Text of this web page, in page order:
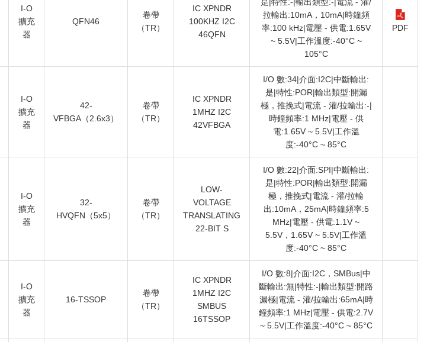
I-O
擴充
器
QFN46
卷帶
（TR）
IC XPNDR
100KHZ I2C
46QFN
拉輸出:10mA，10mA|時鐘頻
率:100 kHz|電壓 - 供電:1.65V
~ 5.5V|工作溫度:-40°C ~
105°C
PDF
I-O
擴充
器
42-
VFBGA（2.6x3）
卷帶
（TR）
IC XPNDR
1MHZ I2C
42VFBGA
I/O 數:34|介面:I2C|中斷輸出:
是|特性:POR|輸出類型:開漏
極，推挽式|電流 - 灌/拉輸出:-|
時鐘頻率:1 MHz|電壓 - 供
電:1.65V ~ 5.5V|工作溫
度:-40°C ~ 85°C
I-O
擴充
器
32-
HVQFN（5x5）
卷帶
（TR）
LOW-
VOLTAGE
TRANSLATING
22-BIT S
I/O 數:22|介面:SPI|中斷輸出:
是|特性:POR|輸出類型:開漏
極，推挽式|電流 - 灌/拉輸
出:10mA，25mA|時鐘頻率:5
MHz|電壓 - 供電:1.1V ~
5.5V，1.65V ~ 5.5V|工作溫
度:-40°C ~ 85°C
I-O
擴充
器
16-TSSOP
卷帶
（TR）
IC XPNDR
1MHZ I2C
SMBUS
16TSSOP
I/O 數:8|介面:I2C，SMBus|中
斷輸出:無|特性:-|輸出類型:開路
漏極|電流 - 灌/拉輸出:65mA|時
鐘頻率:1 MHz|電壓 - 供電:2.7V
~ 5.5V|工作溫度:-40°C ~ 85°C